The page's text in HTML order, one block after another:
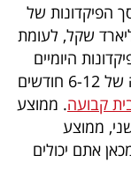
הפיקדונות של
שהופקדו עמד על כ-36.4 מיליארד שקל, לעומת
היומיים
. פיקדונות לתקופה של 6-12 חודשים
קבועה. ממוצע
על 3.95%. מצד שני, ממוצע
עומד על בהלוואות הוא 8.69%. מכאן אתם יכולים